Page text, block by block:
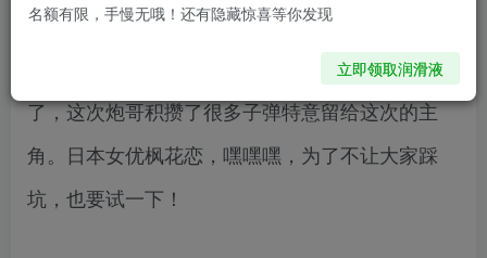
了，前段时间评测多了，天天撸，也是挺累的，飞
机杯撸起来爽，也是很耗费精气神的，最近又来
了，这次炮哥积攒了很多子弹特意留给这次的主
角。日本女优枫花恋，嘿嘿嘿，为了不让大家踩
坑，也要试一下！
名额有限，手慢无哦！还有隐藏惊喜等你发现
立即领取润滑液